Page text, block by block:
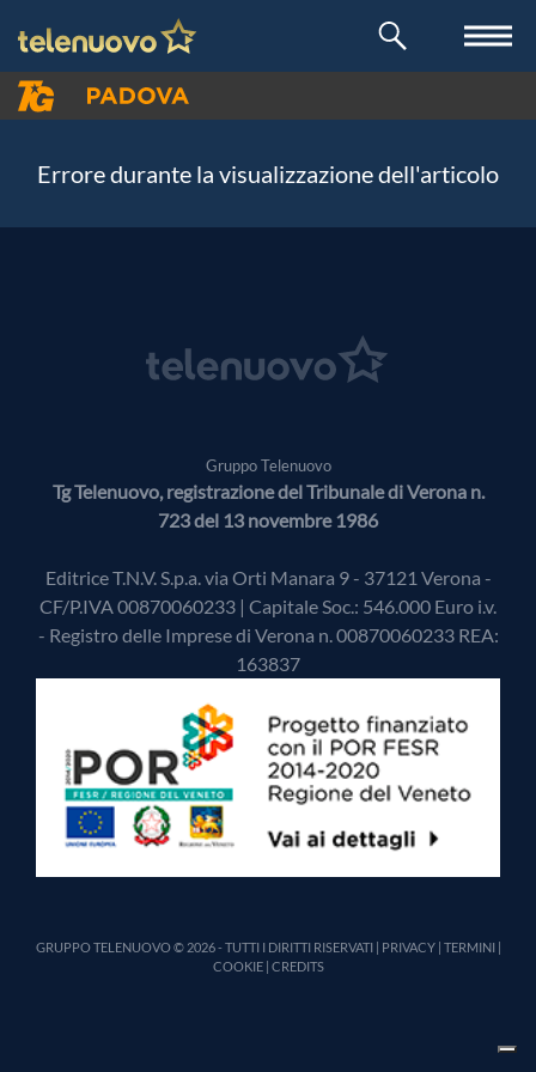
Errore durante la visualizzazione dell'articolo
Gruppo Telenuovo
Tg Telenuovo, registrazione del Tribunale di Verona n.
723 del 13 novembre 1986
Editrice T.N.V. S.p.a. via Orti Manara 9 - 37121 Verona -
CF/P.IVA 00870060233 | Capitale Soc.: 546.000 Euro i.v.
- Registro delle Imprese di Verona n. 00870060233 REA:
163837
GRUPPO TELENUOVO © 2026 - TUTTI I DIRITTI RISERVATI | PRIVACY| TERMINI|
COOKIE| CREDITS